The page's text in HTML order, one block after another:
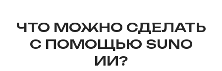
ЧТО МОЖНО СДЕЛАТЬ
С ПОМОЩЬЮ SUNO
ИИ?